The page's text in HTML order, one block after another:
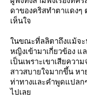
ดาของคริสทำตาแดงๆ
เห็นใจ
นขณะที่ลลิตาถึงแม้จะ
หญิงเข้ามาเกี่ยวข้อง แ
เป็นเพราะเขาเสียควา
สาวสบายใจมากขึ้น ห
ท่าทางและคำพูดแปล
ไปเล